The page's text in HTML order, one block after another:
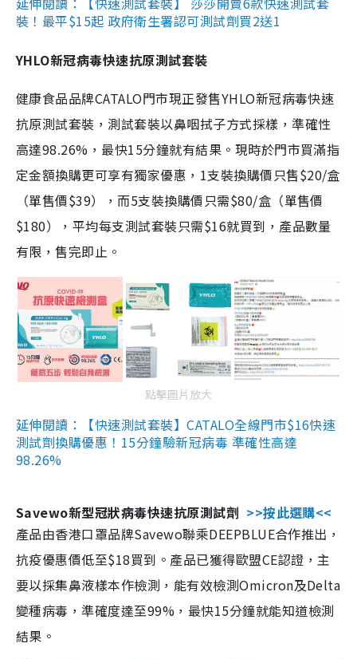
裝！最平$15起 政府衛生署認可測試劑買2送1
YHLO新冠病毒快速抗原測試套裝
健康食品品牌CATALO門市現正發售YHLO新冠病毒快速
抗原測試套裝，測試套裝以鼻咽拭子方式採樣，準確性
高達98.26%，最快15分鐘就有結果。現時於門市買滿指
定金額換購更可享有獨家優惠，1支裝換購價只售$20/盒
（單售價$39），而5支裝換購價只需$80/盒（單售價
$180），平均每支測試套裝只需$16就買到，產品數量
有限，售完即止。
點擊圖片放大
延伸閱讀：【快速測試套裝】CATALO全線門市$16快速
測試劑換購優惠！15分鐘驗新冠病毒 準確性高達
98.26%
Savewo新型冠狀病毒快速抗原測試劑 >>按此選購<<
產品由香港口罩品牌Savewo聯乘DEEPBLUE合作推出，
抗疫優惠價低至$18買到。產品已獲得歐盟CE認證，主
要以採集鼻液樣本作檢測，能有效檢測Omicron及Delta
變種病毒，準確度達至99%，最快15分鐘就能知道檢測
結果。